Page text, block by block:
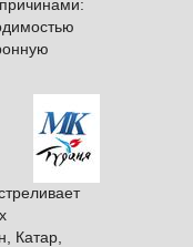
Катар,